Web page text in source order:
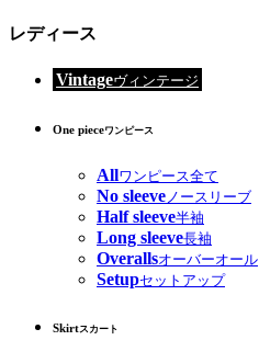
レディース
Vintageヴィンテージ
One pieceワンピース
Allワンピース全て
No sleeve ノースリーブ
Half sleeve半袖
Long sleeve長袖
Overallsオーバーオール
Setupセットアップ
Skirtスカート